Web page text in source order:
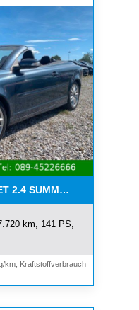
2.4
km, 141 PS,
km, Kraftstoffverbrauch